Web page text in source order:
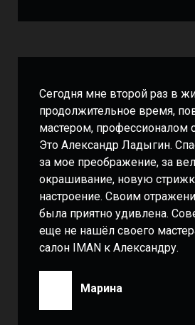
Сегодня мне второй раз в
продолжительное время,
мастером, профессионалом
Это Александр Ладыгин.
за мое преображение, за
окрашивание, новую
настроение. Своим
была приятно удивлена.
еще не нашёл своего
салон IMAN к Александру.
Марина